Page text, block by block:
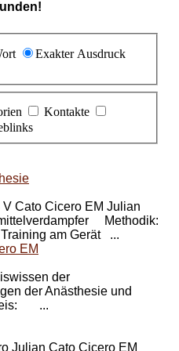
Exakter Ausdruck
Kontakte
V Cato Cicero EM Julian
Methodik:
am Gerät ...
EM
der
der Anästhesie und
...
Julian Cato Cicero EM